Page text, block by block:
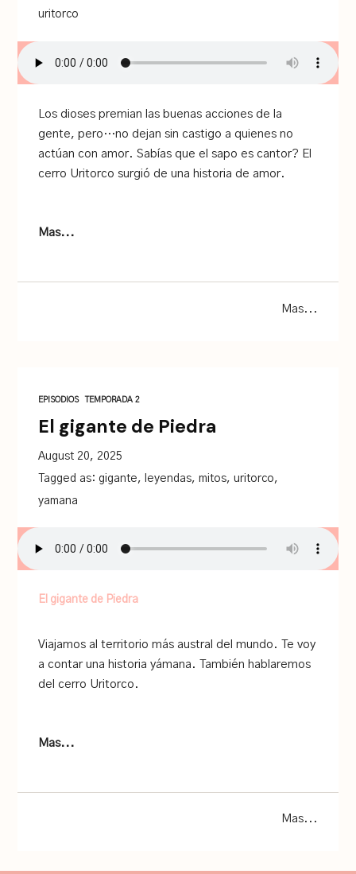
uritorco
Los dioses premian las buenas acciones de la
gente, pero…no dejan sin castigo a quienes no
actúan con amor. Sabías que el sapo es cantor? El
cerro Uritorco surgió de una historia de amor.
Mas...
Mas...
EPISODIOS TEMPORADA 2
El gigante de Piedra
August 20, 2025
Tagged as: gigante, leyendas,mitos,uritorco,
yamana
El gigante de Piedra
Viajamos al territorio más austral del mundo. Te voy
a contar una historia yámana. También hablaremos
del cerro Uritorco.
Mas...
Mas...